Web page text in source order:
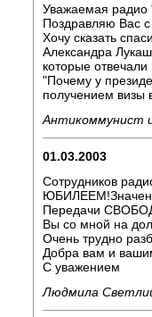
Уважаемая радио
Поздравляю Вас
Хочу сказать
Александра
которые
"Почему у
получением
Антикоммунист
01.03.2003
Сотрудников
Передачи
Вы со мной на
Очень трудно
Добра вам и
С уважением
Людмила